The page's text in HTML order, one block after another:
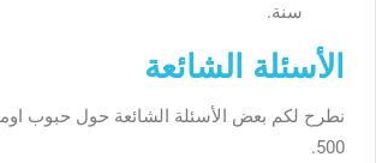
سنة.
الأسئلة الشائعة
نطرح لكم بعض الأسئلة الشائعة حول حبوب
500.